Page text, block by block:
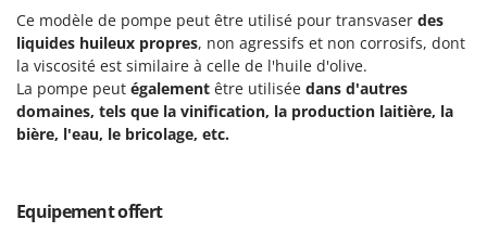
V
Vêtements de Sécurité
Vibroculteurs à tracteur
M
M.A.I.BO.
Macom
Macte Ovens
MAMMAMIA
Ce modèle de pompe peut être utilisé pour transvaser des
liquides huileux propres, non agressifs et non corrosifs, dont
la viscosité est similaire à celle de l'huile d'olive.
La pompe peut également être utilisée dans d'autres
domaines, tels que la vinification, la production laitière, la
bière, l'eau, le bricolage, etc.
Equipement offert